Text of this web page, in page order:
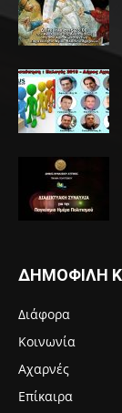
ΔΗΜΟΦΙΛΗ
Διάφορα
Κοινωνία
Αχαρνές
Επίκαιρα